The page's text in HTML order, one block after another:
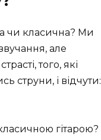
чи класична? Ми
але
того, які
струни, і відчути:
гітарою?